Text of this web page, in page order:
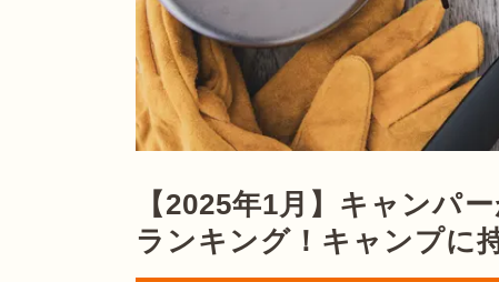
【2025年1月】キャンパ
ランキング！キャンプに